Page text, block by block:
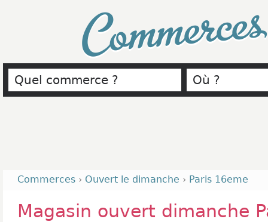
Commerces › Ouvert le dimanche › Paris 16eme
Magasin ouvert dimanche